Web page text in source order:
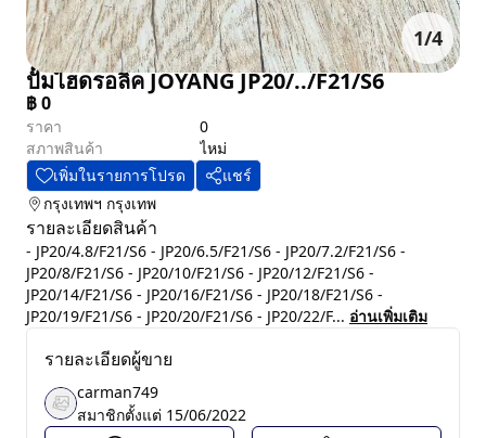
1/4
ปั๊มไฮดรอลิค JOYANG JP20/../F21/S6
฿0
ราคา
0
สภาพสินค้า
ไหม่
เพิ่มในรายการโปรด
แชร์
กรุงเทพฯ กรุงเทพ
รายละเอียดสินค้า
- JP20/4.8/F21/S6 - JP20/6.5/F21/S6 - JP20/7.2/F21/S6 -
JP20/8/F21/S6 - JP20/10/F21/S6 - JP20/12/F21/S6 -
JP20/14/F21/S6 - JP20/16/F21/S6 - JP20/18/F21/S6 -
JP20/19/F21/S6 - JP20/20/F21/S6 - JP20/22/F... อ่านเพิ่มเติม
รายละเอียดผู้ขาย
carman749
สมาชิกตั้งแต่ 15/06/2022